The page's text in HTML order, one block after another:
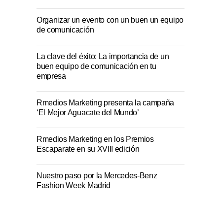
Organizar un evento con un buen un equipo
de comunicación
La clave del éxito: La importancia de un
buen equipo de comunicación en tu
empresa
Rmedios Marketing presenta la campaña
‘El Mejor Aguacate del Mundo’
Rmedios Marketing en los Premios
Escaparate en su XVIII edición
Nuestro paso por la Mercedes-Benz
Fashion Week Madrid